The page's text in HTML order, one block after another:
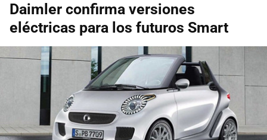
Daimler confirma versiones
eléctricas para los futuros Smart